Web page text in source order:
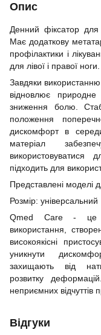
Опис
Денний фіксатор для
Має додаткову
профілактики і
для лівої і правої ноги.
Завдяки
відновлює
зниження болю.
положення
дискомфорт в
матеріал
використовуватися
підходить для
Представлені моделі
Розмір: універсальний
Qmed Care - це
використання,
високоякісні
уникнути
захищають від
розвитку
неприємних відчуттів
Відгуки